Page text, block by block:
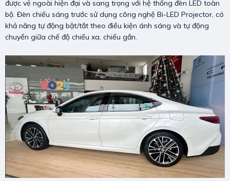
được vẻ ngoài hiện đại và sang trọng với hệ thống đèn LED toàn
bộ. Đèn chiếu sáng trước sử dụng công nghệ Bi-LED Projector, có
khả năng tự động bật/tắt theo điều kiện ánh sáng và tự động
chuyển giữa chế độ chiếu xa, chiếu gần.